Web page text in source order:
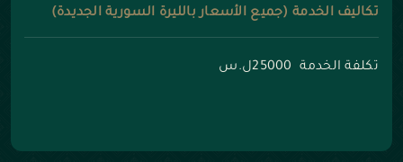
تكاليف الخدمة (جميع الأسعار بالليرة السورية الجديدة)
تكلفة الخدمة 25000ل.س